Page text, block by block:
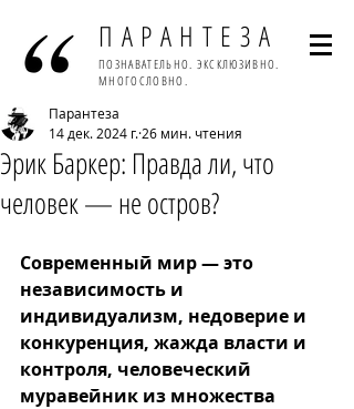
ПАРАНТЕЗА
ПОЗНАВАТЕЛЬНО. ЭКСКЛЮЗИВНО.
МНОГОСЛОВНО.
Эрик Баркер: Правда ли, что
человек — не остров?
Парантеза
14 дек. 2024 г. 26 мин. чтения
Современный мир — это
независимость и
индивидуализм, недоверие и
конкуренция, жажда власти и
контроля, человеческий
муравейник из множества